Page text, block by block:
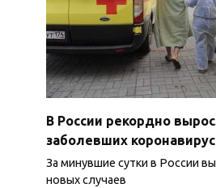
В России рекордно
заболевших
За минувшие сутки в России
новых случаев